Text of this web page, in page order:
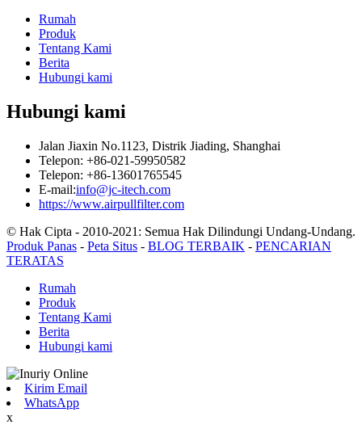
Rumah
Produk
Tentang Kami
Berita
Hubungi kami
Hubungi kami
Jalan Jiaxin No.1123, Distrik Jiading, Shanghai
Telepon: +86-021-59950582
Telepon: +86-13601765545
E-mail:info@jc-itech.com
https://www.airpullfilter.com
© Hak Cipta - 2010-2021: Semua Hak Dilindungi Undang-Undang.
Produk Panas - Peta Situs - BLOG TERBAIK - PENCARIAN
TERATAS
Rumah
Produk
Tentang Kami
Berita
Hubungi kami
Kirim Email
WhatsApp
x